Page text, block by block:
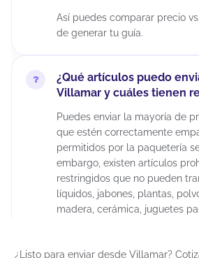
Así puedes comparar precio
de generar tu guía.
¿Qué artículos puedo
Villamar y cuáles tienen
Puedes enviar la mayoría de
que estén correctamente
permitidos por la paquetería
embargo, existen artículos
restringidos que no pueden
líquidos, jabones, plantas,
madera, cerámica, juguetes
armas artificiales, restos
¿Listo para enviar desde Villamar?